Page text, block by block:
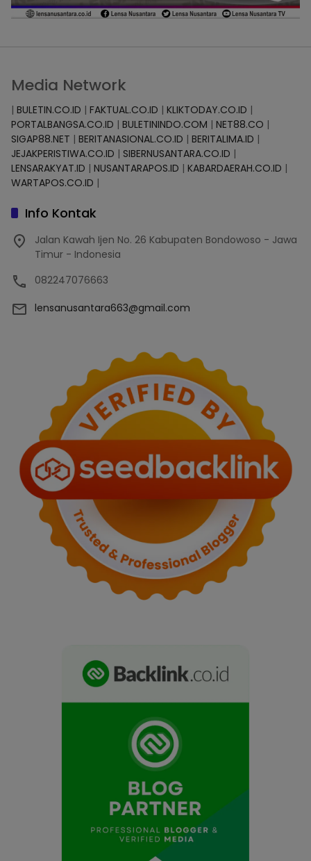
Media Network
| BULETIN.CO.ID | FAKTUAL.CO.ID | KLIKTODAY.CO.ID |
PORTALBANGSA.CO.ID | BULETININDO.COM | NET88.CO |
SIGAP88.NET | BERITANASIONAL.CO.ID | BERITALIMA.ID |
JEJAKPERISTIWA.CO.ID | SIBERNUSANTARA.CO.ID |
LENSARAKYAT.ID | NUSANTARAPOS.ID | KABARDAERAH.CO.ID |
WARTAPOS.CO.ID |
Info Kontak
Jalan Kawah Ijen No. 26 Kabupaten Bondowoso - Jawa
Timur - Indonesia
082247076663
lensanusantara663@gmail.com